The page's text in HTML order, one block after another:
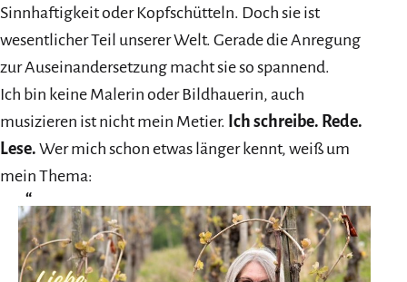
Sinnhaftigkeit oder Kopfschütteln. Doch sie ist
wesentlicher Teil unserer Welt. Gerade die Anregung
zur Auseinandersetzung macht sie so spannend.
Ich bin keine Malerin oder Bildhauerin, auch
musizieren ist nicht mein Metier. Ich schreibe. Rede.
Lese. Wer mich schon etwas länger kennt, weiß um
mein Thema: